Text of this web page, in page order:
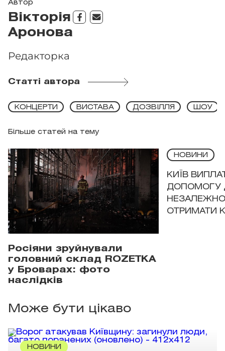
Автор
Вікторія
Аронова
Редакторка
Статті автора
Більше статей на тему
КОНЦЕРТИ ВИСТАВА ДОЗВІЛЛЯ ШОУ
Росіяни зруйнували
головний склад ROZETKA
у Броварах: фото
наслідків
НОВИНИ
КИЇВ
ДОПОМОГУ
ОТРИМАТИ
Може бути цікаво
НОВИНИ